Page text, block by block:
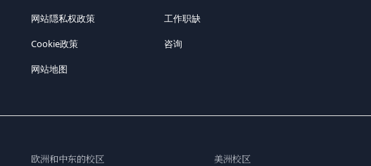
网站隠私权政策
Cookie政策
网站地图
工作职缺
咨询
欧洲和中东的校区 美洲校区